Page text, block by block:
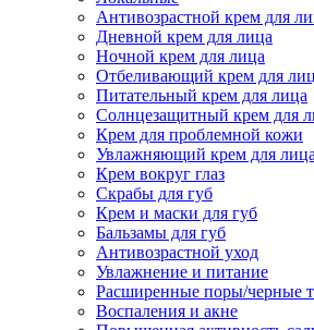
Антивозрастной крем для
Дневной крем для лица
Ночной крем для лица
Отбеливающий крем для
Питательный крем для лица
Солнцезащитный крем для
Крем для проблемной кожи
Увлажняющий крем для лица
Крем вокруг глаз
Скрабы для губ
Крем и маски для губ
Бальзамы для губ
Антивозрастной уход
Увлажнение и питание
Расширенные поры/черные
Воспаления и акне